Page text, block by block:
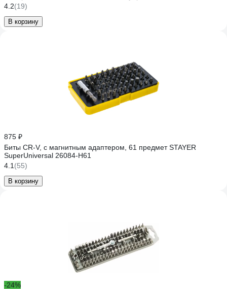
4.2(19)
В корзину
875 ₽
Биты CR-V, с магнитным адаптером, 61 предмет STAYER
SuperUniversal 26084-H61
4.1 (55)
В корзину
-24%